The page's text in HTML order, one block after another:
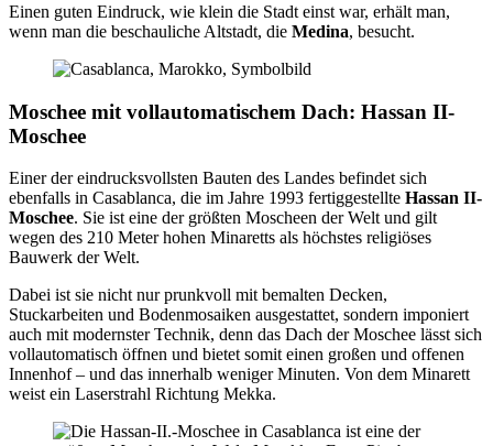
Einen guten Eindruck, wie klein die Stadt einst war, erhält man,
wenn man die beschauliche Altstadt, die Medina, besucht.
Moschee mit vollautomatischem Dach: Hassan II-
Moschee
Einer der eindrucksvollsten Bauten des Landes befindet sich
ebenfalls in Casablanca, die im Jahre 1993 fertiggestellte Hassan II-
Moschee. Sie ist eine der größten Moscheen der Welt und gilt
wegen des 210 Meter hohen Minaretts als höchstes religiöses
Bauwerk der Welt.
Dabei ist sie nicht nur prunkvoll mit bemalten Decken,
Stuckarbeiten und Bodenmosaiken ausgestattet, sondern imponiert
auch mit modernster Technik, denn das Dach der Moschee lässt sich
vollautomatisch öffnen und bietet somit einen großen und offenen
Innenhof – und das innerhalb weniger Minuten. Von dem Minarett
weist ein Laserstrahl Richtung Mekka.